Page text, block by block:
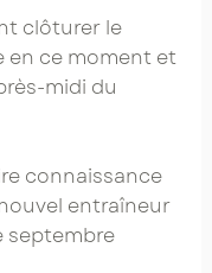
clôturer le
en ce moment et
midi du
connaissance
entraîneur
septembre